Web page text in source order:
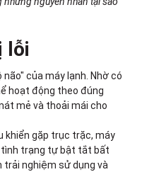
lỗi
của máy lạnh. Nhờ có
hoạt động theo đúng
mẻ và thoải mái cho
khiển gặp trục trặc, máy
tình trạng tự bật tắt bất
trải nghiệm sử dụng và